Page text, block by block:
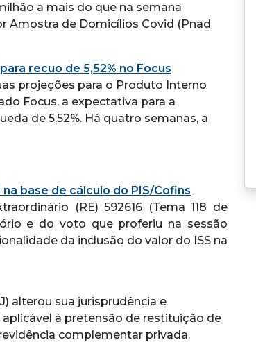
a mais do que na semana
Amostra de Domicílios Covid (Pnad
recuo de 5,52% no Focus
projeções para o Produto Interno
Focus, a expectativa para a
de 5,52%. Há quatro semanas, a
base de cálculo do PIS/Cofins
(RE) 592616 (Tema 118 de
e do voto que proferiu na sessão
da inclusão do valor do ISS na
alterou sua jurisprudência e
à pretensão de restituição de
complementar privada.